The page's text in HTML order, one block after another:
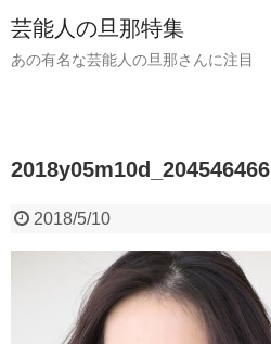
芸能人の旦那特集
あの有名な芸能人の旦那さんに注目
2018y05m10d_204546466
2018/5/10